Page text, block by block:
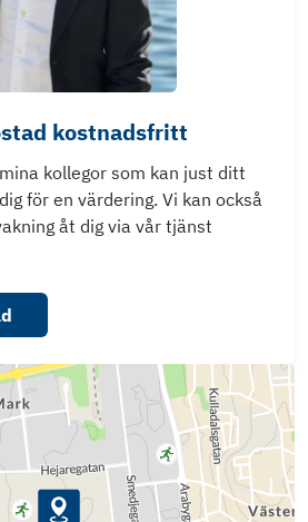
kostnadsfritt
kollegor som kan just ditt
för en värdering. Vi kan också
åt dig via vår tjänst